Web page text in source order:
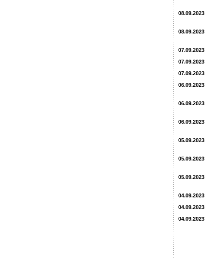
08.09.2023
08.09.2023
07.09.2023
07.09.2023
07.09.2023
06.09.2023
06.09.2023
06.09.2023
05.09.2023
05.09.2023
05.09.2023
04.09.2023
04.09.2023
04.09.2023